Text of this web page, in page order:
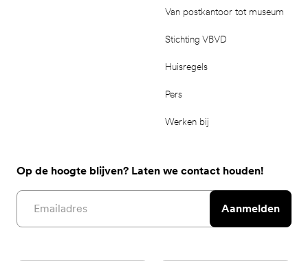
Van postkantoor tot museum
Stichting VBVD
Huisregels
Pers
Werken bij
Op de hoogte blijven? Laten we contact houden!
Email address
Aanmelden